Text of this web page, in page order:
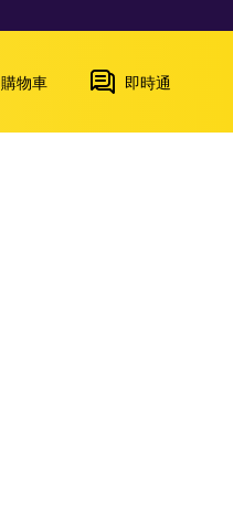
購物車 即時通